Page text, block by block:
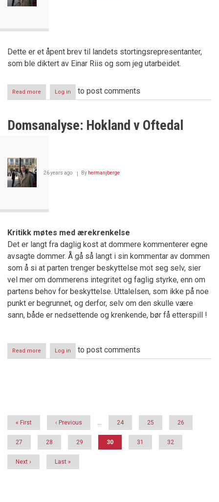
Dette er et åpent brev til landets stortingsrepresentanter,
som ble diktert av Einar Riis og som jeg utarbeidet.
Read more
Statens
Reksten-
Log in to post comments
Domsanalyse: Hokland v Oftedal
26 years ago By hermanjberge
Kritikk møtes med ærekrenkelse
Det er langt fra daglig kost at dommere kommenterer egne
avsagte dommer. Å gå så langt i sin kommentar av dommen
som å si at parten trenger beskyttelse mot seg selv, sier
vel mer om dommerens integritet og faglig styrke, enn om
partens behov for beskyttelse. Uttalelsen, som ikke på noe
punkt er begrunnet, og derfor, selv om den skulle være
sann, både er nedsettende og krenkende, bør få etterspill !
Read more about
Domsanalyse:
Log in to post comments
First
« First
Previous
‹ Previous Page
24 Page
25 Page
26
Page
27 Page
28 Page
29
Current
30 Page
31 Page
32
Next
Next ›
Last
Last »